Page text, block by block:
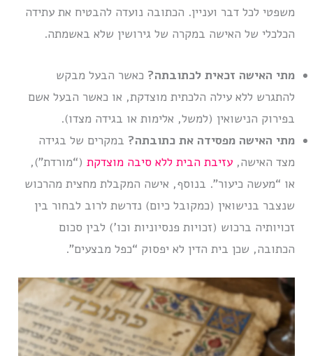
משפטי לכל דבר ועניין. הכתובה נועדה להבטיח את עתידה
הכלכלי של האישה במקרה של גירושין שלא באשמתה.
מתי האישה זכאית לכתובתה? כאשר הבעל מבקש
להתגרש ללא עילה הלכתית מוצדקת, או כאשר הבעל אשם
בפירוק הנישואין (למשל, אלימות או בגידה מצדו).
מתי האישה מפסידה את כתובתה? במקרים של בגידה
מצד האישה,עזיבת הבית ללא סיבה מוצדקת (“מורדת”),
או “מעשה כיעור”. בנוסף, אישה המקבלת מחצית מהרכוש
שנצבר בנישואין (כמקובל כיום) נדרשת לרוב לבחור בין
זכויותיה ברכוש (זכויות פנסיוניות וכו’) לבין סכום
הכתובה, שכן בית הדין לא יפסוק “כפל מבצעים”.